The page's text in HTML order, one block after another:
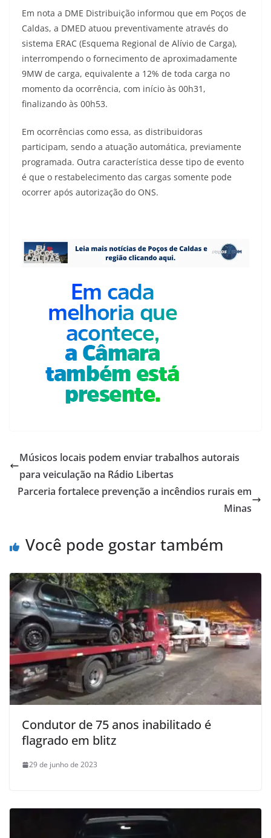
Em nota a DME Distribuição informou que em Poços de
Caldas, a DMED atuou preventivamente através do
sistema ERAC (Esquema Regional de Alívio de Carga),
interrompendo o fornecimento de aproximadamente
9MW de carga, equivalente a 12% de toda carga no
momento da ocorrência, com início às 00h31,
finalizando às 00h53.
Em ocorrências como essa, as distribuidoras
participam, sendo a atuação automática, previamente
programada. Outra característica desse tipo de evento
é que o restabelecimento das cargas somente pode
ocorrer após autorização do ONS.
Músicos locais podem enviar trabalhos autorais
para veiculação na Rádio Libertas
Parceria fortalece prevenção a incêndios rurais em
Minas
Você pode gostar também
Condutor de 75 anos inabilitado é
flagrado em blitz
29 de junho de 2023